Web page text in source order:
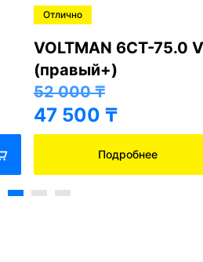
Отлично
VOLTMAN 6CT-75.0
(правый+)
52 000₸
47 500 ₸
Подробнее